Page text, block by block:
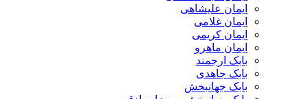
ایمان علیشاهی
ایمان غلامی
ایمان کریمی
ایمان ماهرو
بابک ارجمند
بابک جاهدی
بابک جهانبخش